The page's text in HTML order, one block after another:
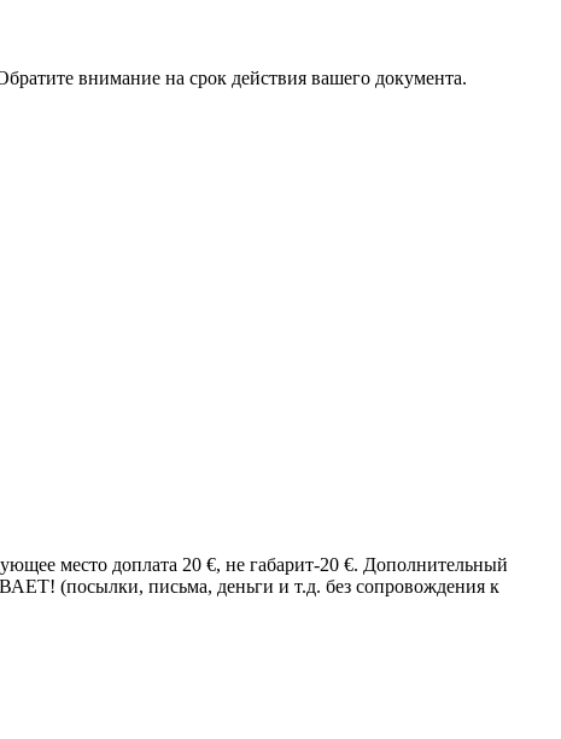
внимание на срок действия вашего документа.
место доплата 20 €, не габарит-20 €. Дополнительный
(посылки, письма, деньги и т.д. без сопровождения к